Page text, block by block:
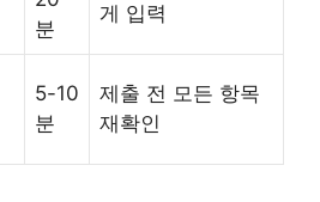
분
게 입력
5-10
분
제출 전 모든 항목
재확인